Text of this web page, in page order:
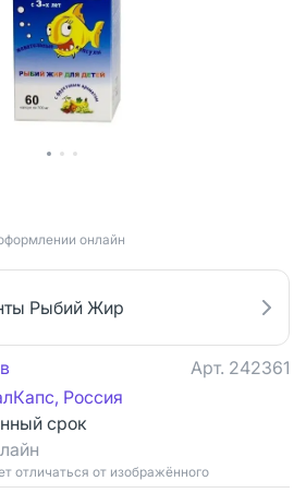
онлайн
Рыбий Жир
Арт. 242361
Россия
срок
отличаться от изображённого